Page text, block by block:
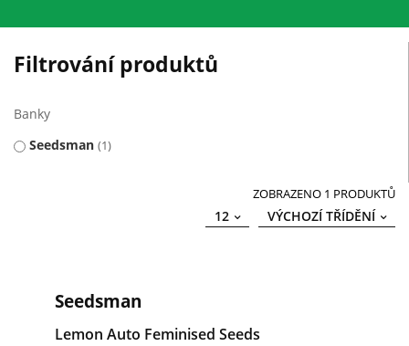
Filtrování produktů
Banky
Seedsman 1
ZOBRAZENO 1 PRODUKTŮ
VÝCHOZÍ TŘÍDĚNÍ
12
Seedsman
Lemon Auto Feminised Seeds